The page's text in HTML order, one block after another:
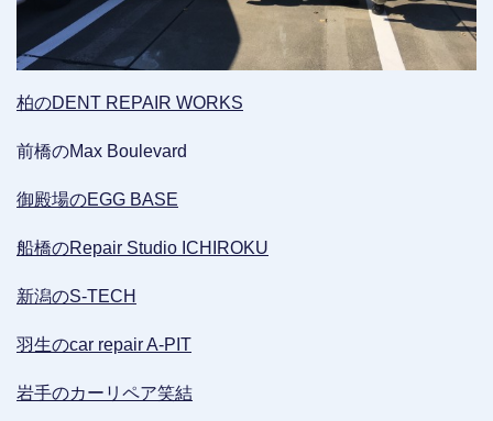
柏のDENT REPAIR WORKS
前橋のMax Boulevard
御殿場のEGG BASE
船橋のRepair Studio ICHIROKU
新潟のS-TECH
羽生のcar repair A-PIT
岩手のカーリペア笑結